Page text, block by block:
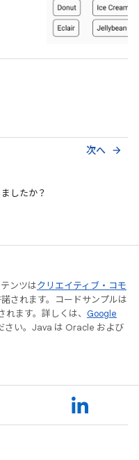
次へ arrow_forward
したか？
ンツはクリエイティブ・コモ
されます。コードサンプルは
れます。詳しくは、 Google
さい。Java は Oracle および